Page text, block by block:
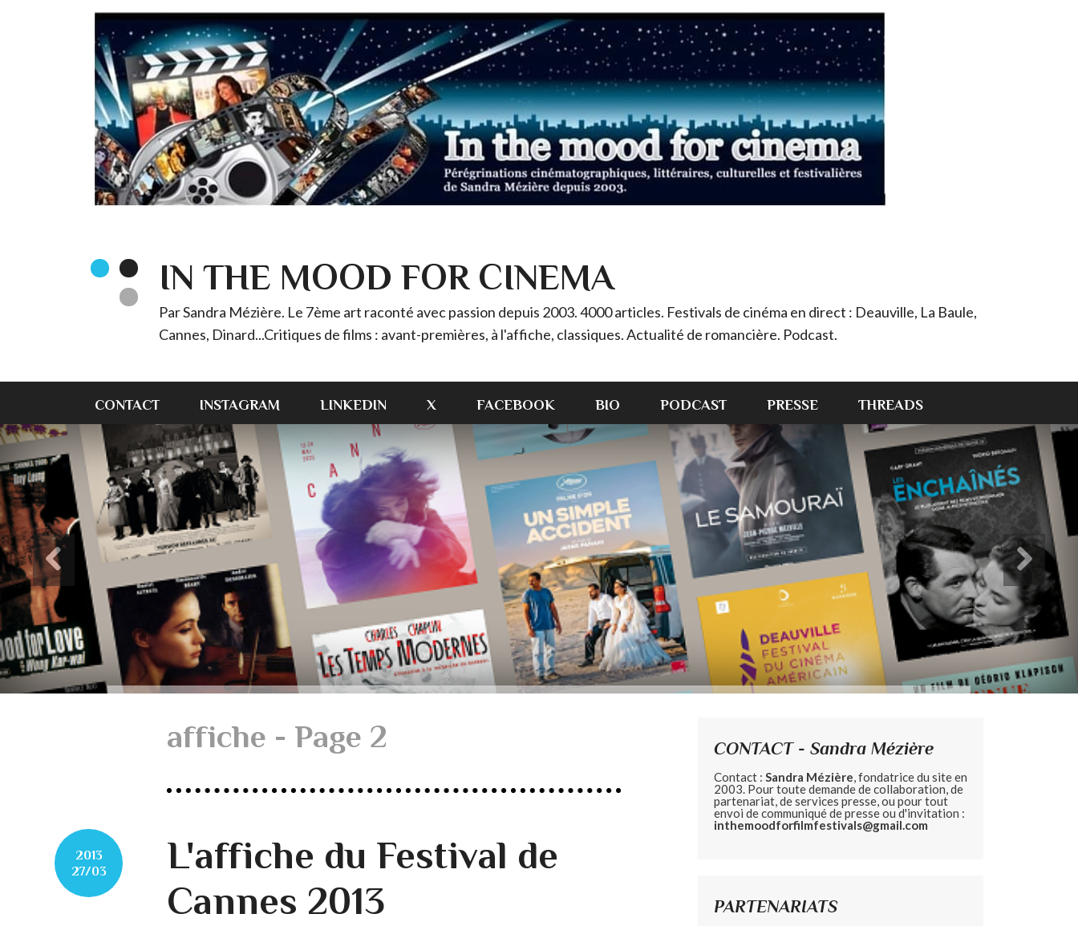
IN THE MOOD FOR CINEMA
Par Sandra Mézière. Le 7ème art raconté avec passion depuis 2003. 4000 articles. Festivals de cinéma en direct : Deauville, La Baule,
Cannes, Dinard...Critiques de films : avant-premières, à l'affiche, classiques. Actualité de romancière. Podcast.
CONTACT INSTAGRAM LINKEDIN X FACEBOOK BIO PODCAST PRESSE THREADS
affiche - Page 2
2013
27/03
L'affiche du Festival de
Cannes 2013
CONTACT - Sandra Mézière
Contact : Sandra Mézière, fondatrice du site en
2003. Pour toute demande de collaboration, de
partenariat, de services presse, ou pour tout
envoi de communiqué de presse ou d'invitation :
inthemoodforfilmfestivals@gmail.com
PARTENARIATS